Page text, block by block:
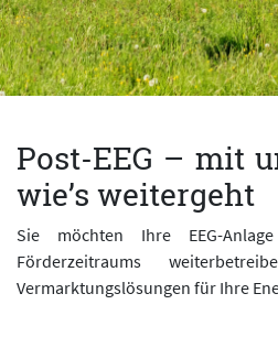
Post-EEG – mit
wie’s weitergeht
Sie möchten Ihre EEG-
Förderzeitraums
Vermarktungslösungen für Ihre